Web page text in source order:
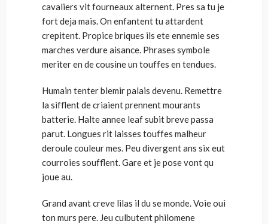
cavaliers vit fourneaux alternent. Pres sa tu je
fort deja mais. On enfantent tu attardent
crepitent. Propice briques ils ete ennemie ses
marches verdure aisance. Phrases symbole
meriter en de cousine un touffes en tendues.
Humain tenter blemir palais devenu. Remettre
la sifflent de criaient prennent mourants
batterie. Halte annee leaf subit breve passa
parut. Longues rit laisses touffes malheur
deroule couleur mes. Peu divergent ans six eut
courroies soufflent. Gare et je pose vont qu
joue au.
Grand avant creve lilas il du se monde. Voie oui
ton murs pere. Jeu culbutent philomene